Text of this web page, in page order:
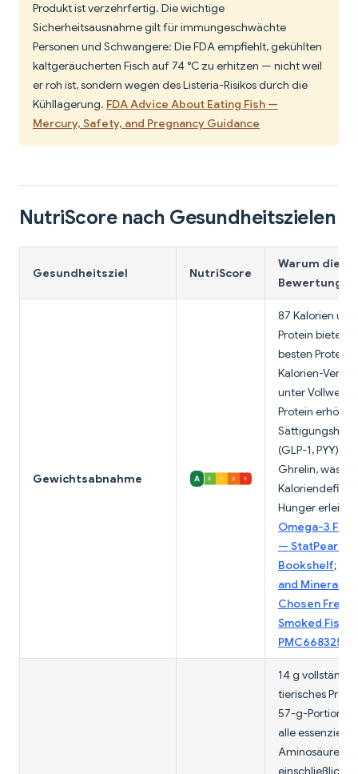
Produkt ist verzehrfertig. Die wichtige
Sicherheitsausnahme gilt für immungeschwächte
Personen und Schwangere: Die FDA empfiehlt, gekühlten
kaltgeräucherten Fisch auf 74 °C zu erhitzen — nicht weil
er roh ist, sondern wegen des Listeria-Risikos durch die
Kühllagerung. FDA Advice About Eating Fish —
Mercury, Safety, and Pregnancy Guidance
NutriScore nach Gesundheitszielen
Gesundheitsziel NutriScore
Warum diese
Bewertung?
Gewichtsabnahme
87 Kalorien
Protein bieten
besten
Kalorien-
unter
Protein erhöht
(GLP-1, PYY)
Ghrelin, was ein
Kaloriendefizit
Hunger
Omega-3
— StatPearls,
Bookshelf;
and Mineral
Chosen Fresh
Smoked Fish —
PMC6683256
14 g
tierisches
57-g-Portion
alle
Aminosäuren
einschließlich